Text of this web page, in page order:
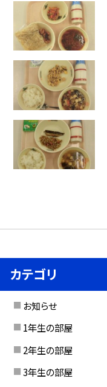
カテゴリ
お知らせ
1年生の部屋
2年生の部屋
3年生の部屋